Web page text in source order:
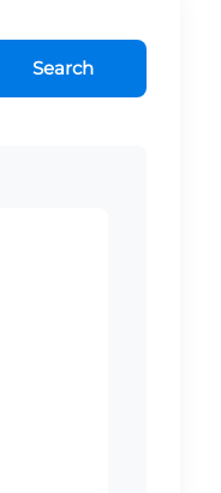
Search